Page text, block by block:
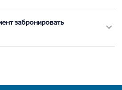
забронировать